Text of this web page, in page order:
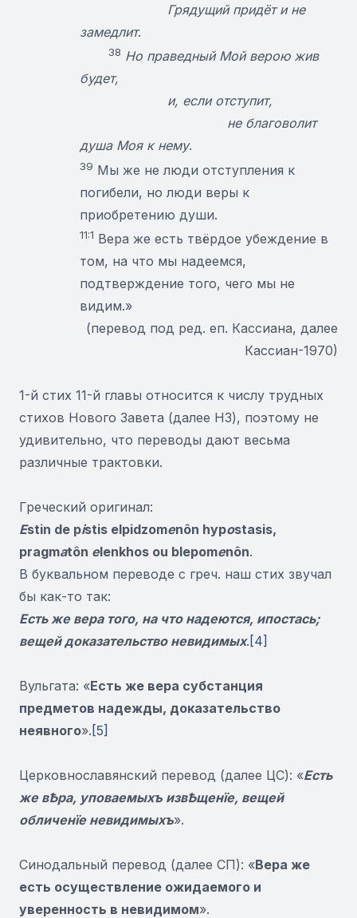
Грядущий придёт и не
замедлит.
38 Но праведный Мой верою жив
будет,
и, если отступит,
не благоволит
душа Моя к нему.
39 Мы же не люди отступления к
погибели, но люди веры к
приобретению души.
11:1 Вера же есть твёрдое убеждение в
том, на что мы надеемся,
подтверждение того, чего мы не
видим.»
(перевод под ред. еп. Кассиана, далее
Кассиан-1970)
1-й стих 11-й главы относится к числу трудных
стихов Нового Завета (далее НЗ), поэтому не
удивительно, что переводы дают весьма
различные трактовки.
Греческий оригинал:
Estin de pistis elpidzomenôn hypostasis,
pragmatôn elenkhos ou blepomenôn.
В буквальном переводе с греч. наш стих звучал
бы как-то так:
Есть же вера того, на что надеются, ипостась;
вещей доказательство невидимых. [4]
Вульгата: «Есть же вера субстанция
предметов надежды, доказательство
неявного». [5]
Церковнославянский перевод (далее ЦС): «Есть
же вҌра, уповаемыхъ извҌщенїе, вещей
обличенïе невидимыхъ».
Синодальный перевод (далее СП): «Вера же
есть осуществление ожидаемого и
уверенность в невидимом».